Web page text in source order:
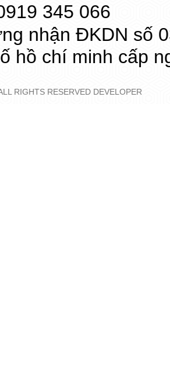
345 066
nhận ĐKDN số
hồ chí minh cấp
RIGHTS RESERVED DEVELOPER